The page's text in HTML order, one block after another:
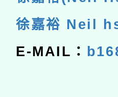
徐嘉裕 Neil
E-MAIL：